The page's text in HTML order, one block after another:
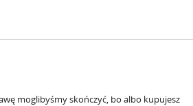
moglibyśmy skończyć, bo albo kupujesz